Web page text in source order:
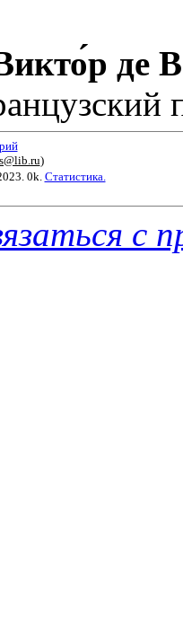
де
)
0k. Статистика.
с